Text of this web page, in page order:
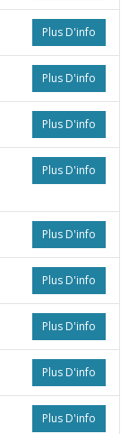
Plus D'info
Plus D'info
Plus D'info
Plus D'info
Plus D'info
Plus D'info
Plus D'info
Plus D'info
Plus D'info